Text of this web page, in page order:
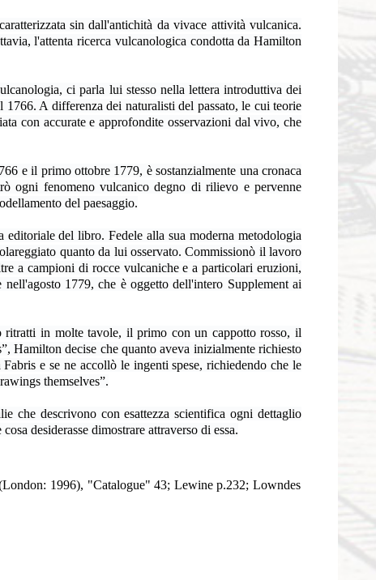
sin dall'antichità da vivace attività vulcanica.
l'attenta ricerca vulcanologica condotta da Hamilton
ci parla lui stesso nella lettera introduttiva dei
A differenza dei naturalisti del passato, le cui teorie
con accurate e approfondite osservazioni dal vivo, che
e il primo ottobre 1779, è sostanzialmente una cronaca
ogni fenomeno vulcanico degno di rilievo e pervenne
del paesaggio.
del libro. Fedele alla sua moderna metodologia
quanto da lui osservato. Commissionò il lavoro
a campioni di rocce vulcaniche e a particolari eruzioni,
1779, che è oggetto dell'intero Supplement ai
ritratti in molte tavole, il primo con un cappotto rosso, il
Hamilton decise che quanto aveva inizialmente richiesto
e se ne accollò le ingenti spese, richiedendo che le
themselves”.
che descrivono con esattezza scientifica ogni dettaglio
desiderasse dimostrare attraverso di essa.
1996), "Catalogue" 43; Lewine p.232; Lowndes